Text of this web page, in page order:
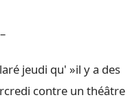
jeudi qu' »il y a des
contre un théâtre